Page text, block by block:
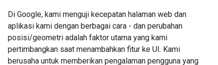
Di Google, kami menguji kecepatan halaman web dan
aplikasi kami dengan berbagai cara - dan perubahan
posisi/geometri adalah faktor utama yang kami
pertimbangkan saat menambahkan fitur ke UI. Kami
berusaha untuk memberikan pengalaman pengguna yang